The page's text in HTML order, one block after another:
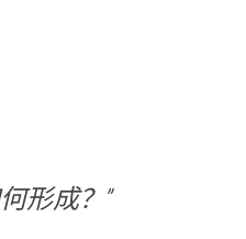
形成？”